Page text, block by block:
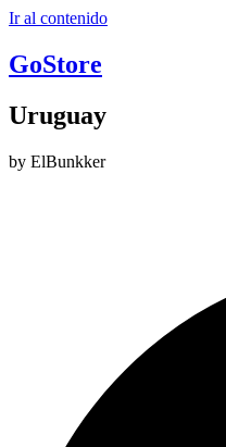
Ir al contenido
GoStore
Uruguay
by ElBunkker